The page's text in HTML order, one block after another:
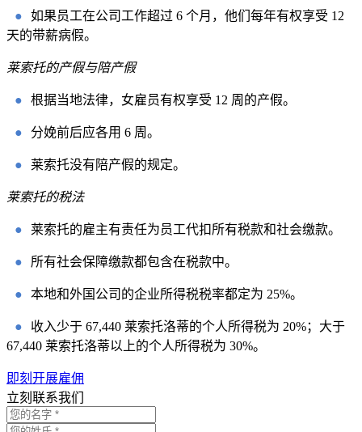
●
如果员工在公司工作超过 6 个月，他们每年有权享受 12
天的带薪病假。
莱索托的产假与陪产假
● 根据当地法律，女雇员有权享受 12 周的产假。
● 分娩前后应各用 6 周。
● 莱索托没有陪产假的规定。
莱索托的税法
● 莱索托的雇主有责任为员工代扣所有税款和社会缴款。
● 所有社会保障缴款都包含在税款中。
● 本地和外国公司的企业所得税税率都定为 25%。
●
收入少于 67,440 莱索托洛蒂的个人所得税为 20%；大于
67,440 莱索托洛蒂以上的个人所得税为 30%。
即刻开展雇佣
立刻联系我们